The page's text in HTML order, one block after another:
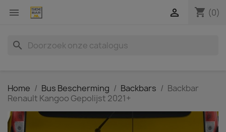
 shopping_cart (0)

search
Home Bus Bescherming Backbars
Backbar
Renault Kangoo Gepolijst 2021+